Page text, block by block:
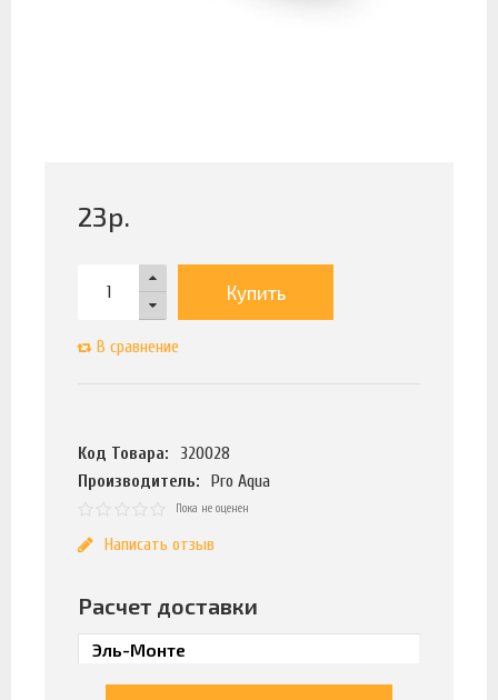
23р.
Купить
В сравнение
Код Товара:
320028
Производитель:
Pro Aqua
Пока не оценен
Написать отзыв
Расчет доставки